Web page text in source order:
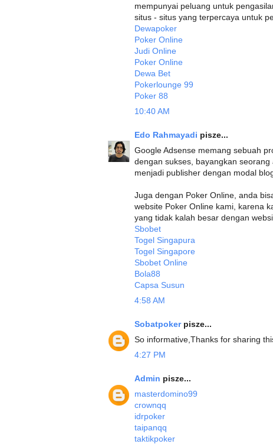
mempunyai peluang untuk
situs - situs yang terpercaya untuk
Dewapoker
Poker Online
Judi Online
Poker Online
Dewa Bet
Pokerlounge 99
Poker 88
10:40 AM
Edo Rahmayadi pisze...
Google Adsense memang sebuah
dengan sukses, bayangkan
menjadi publisher dengan modal
Juga dengan Poker Online, anda
website Poker Online kami, karena
yang tidak kalah besar dengan
Sbobet
Togel Singapura
Togel Singapore
Sbobet Online
Bola88
Capsa Susun
4:58 AM
Sobatpoker pisze...
So informative,Thanks for sharing
4:27 PM
Admin pisze...
masterdomino99
crownqq
idrpoker
taipanqq
taktikpoker